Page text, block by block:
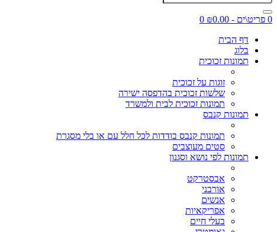
0 פריט\ים - ₪0.00
0
דף הבית
בלוג
תמונות זכוכית
זוגות על זכוכית
שלשות זכוכית בהדפסה ישירה
תמונות זכוכית לבית ולמשרד
תמונות קנבס
תמונות קנבס בודדות לכל חלל עם או בלי מסגרת
סטים מעוצבים
תמונות לפי נושא וסגנון
אבסטרקט
אורבני
אנשים
אפריקאיות
בעלי חיים